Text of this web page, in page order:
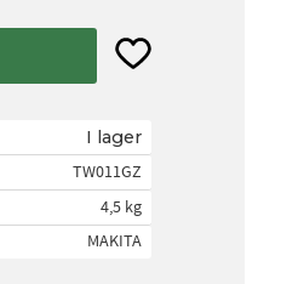
Lägg till i
I lager
TW011GZ
4,5 kg
MAKITA